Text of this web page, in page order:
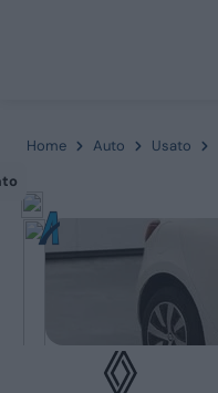
Home Auto Usato